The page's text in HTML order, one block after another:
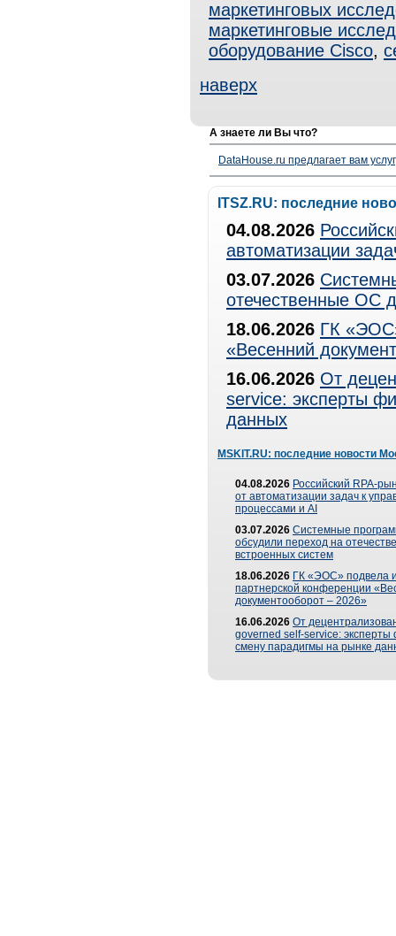
маркетинговых
маркетинговые
оборудование Cisco,
наверх
А знаете ли Вы что?
DataHouse.ru предлагает вам
ITSZ.RU: последние
04.08.2026
автоматизации
03.07.2026
отечественные ОС
18.06.2026 ГК
«Весенний
16.06.2026 От
service: эксперты
данных
MSKIT.RU: последние новости
04.08.2026 Российский RPA-
от автоматизации задач к
процессами и AI
03.07.2026 Системные
обсудили переход на
встроенных систем
18.06.2026 ГК «ЭОС» подвела
партнерской конференции
документооборот – 2026»
16.06.2026 От
governed self-service: эксперты
смену парадигмы на рынке